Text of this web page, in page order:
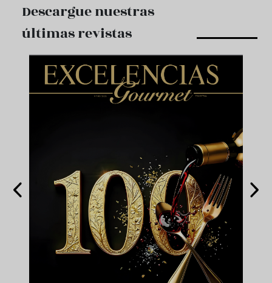
Descargue nuestras
últimas revistas